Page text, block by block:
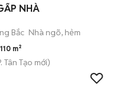
NHÀ
Bắc Nhà ngõ, hẻm
110 m²
Tân Tạo mới)